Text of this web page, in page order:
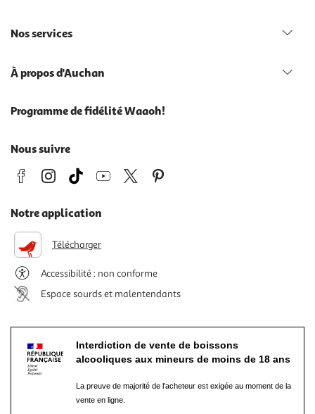
Nos services
À propos d'Auchan
Programme de fidélité Waaoh!
Nous suivre
Notre application
Télécharger
Accessibilité : non conforme
Espace sourds et malentendants
Interdiction de vente de boissons
alcooliques aux mineurs de moins de 18 ans
La preuve de majorité de l'acheteur est exigée au moment de la
vente en ligne.